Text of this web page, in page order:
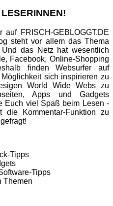
FRISCH-GEBLOGGT.DE
steht vor allem das Thema
Und das Netz hat wesentlich
Facebook, Online-Shopping
finden Websurfer auf
sich inspirieren zu
World Wide Webs zu
Apps und Gadgets
Euch viel Spaß beim Lesen -
Kommentar-Funktion zu
Tipps
Tipps
Themen